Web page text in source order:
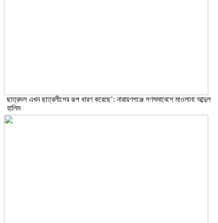
ছাত্রদল এখন ছাত্রলীগের রূপ ধারণ করেছে’: নারায়ণগঞ্জে গণসমাবেশে মাওলানা আব্দুল
হালিম